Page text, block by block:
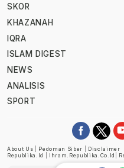
SKOR
KHAZANAH
IQRA
ISLAM DIGEST
NEWS
ANALISIS
SPORT
About Us Pedoman Siber
Disclaimer
Republika.id
Ihram.republika.co.id